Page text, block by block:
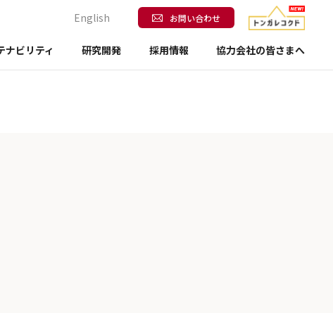
ナビリティ 研究開発 採用情報 協力会社の皆さまへ
English お問い合わせ